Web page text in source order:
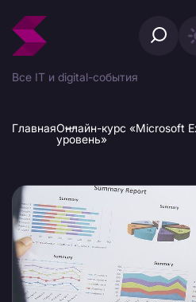
Все IT и digital-события
ГлавнаяОнлайн-курс «Microsoft
уровень»